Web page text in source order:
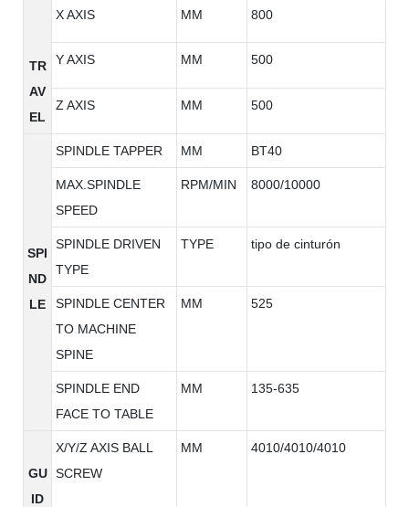
TR
AV
EL
X AXIS MM 800
Y AXIS MM 500
Z AXIS MM 500
SPI
ND
LE
SPINDLE TAPPER MM BT40
MAX.SPINDLE
SPEED
RPM/MIN 8000/10000
SPINDLE DRIVEN
TYPE
TYPE tipo de cinturón
SPINDLE CENTER
TO MACHINE
SPINE
MM 525
SPINDLE END
FACE TO TABLE
MM 135-635
GU
ID
X/Y/Z AXIS BALL
SCREW
MM 4010/4010/4010